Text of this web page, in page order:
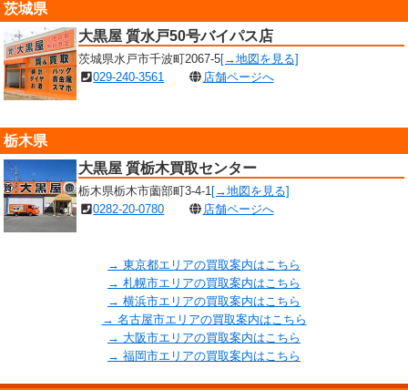
茨城県
大黒屋 質水戸50号バイパス店
茨城県水戸市千波町2067-5[→地図を見る]
029-240-3561
店舗ページへ
栃木県
大黒屋 質栃木買取センター
栃木県栃木市薗部町3-4-1[→地図を見る]
0282-20-0780
店舗ページへ
→ 東京都エリアの買取案内はこちら
→ 札幌市エリアの買取案内はこちら
→ 横浜市エリアの買取案内はこちら
→ 名古屋市エリアの買取案内はこちら
→ 大阪市エリアの買取案内はこちら
→ 福岡市エリアの買取案内はこちら